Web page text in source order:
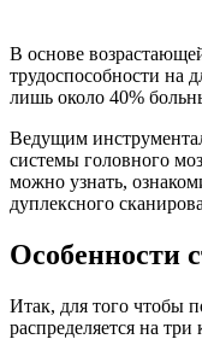
В основе
трудоспособности на
лишь около 40%
Ведущим
системы головного
можно узнать,
дуплексного
Особенности
Итак, для того чтобы
распределяется на